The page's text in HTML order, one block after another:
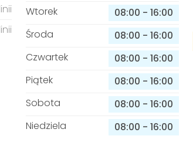
Wtorek
08:00 - 16:00
Środa
08:00 - 16:00
Czwartek
08:00 - 16:00
Piątek
08:00 - 16:00
Sobota
08:00 - 16:00
Niedziela
08:00 - 16:00